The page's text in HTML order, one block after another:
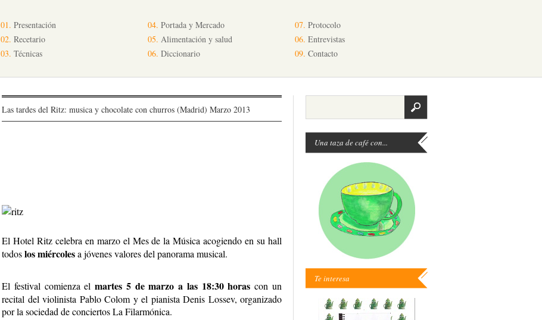
01. Presentación 04. Portada y Mercado 07. Protocolo
02. Recetario 05. Alimentación y salud 06. Entrevistas
03. Técnicas 06. Diccionario 09. Contacto
Las tardes del Ritz: musica y chocolate con churros (Madrid) Marzo 2013
El Hotel Ritz celebra en marzo el Mes de la Música acogiendo en su hall
todoslos miércolesa jóvenes valores del panorama musical.
El festival comienza elmartes 5 de marzo a las 18:30 horas con un
recital del violinista Pablo Colom y el pianista Denis Lossev, organizado
por la sociedad de conciertos La Filarmónica.
Una taza de café con...
Te interesa